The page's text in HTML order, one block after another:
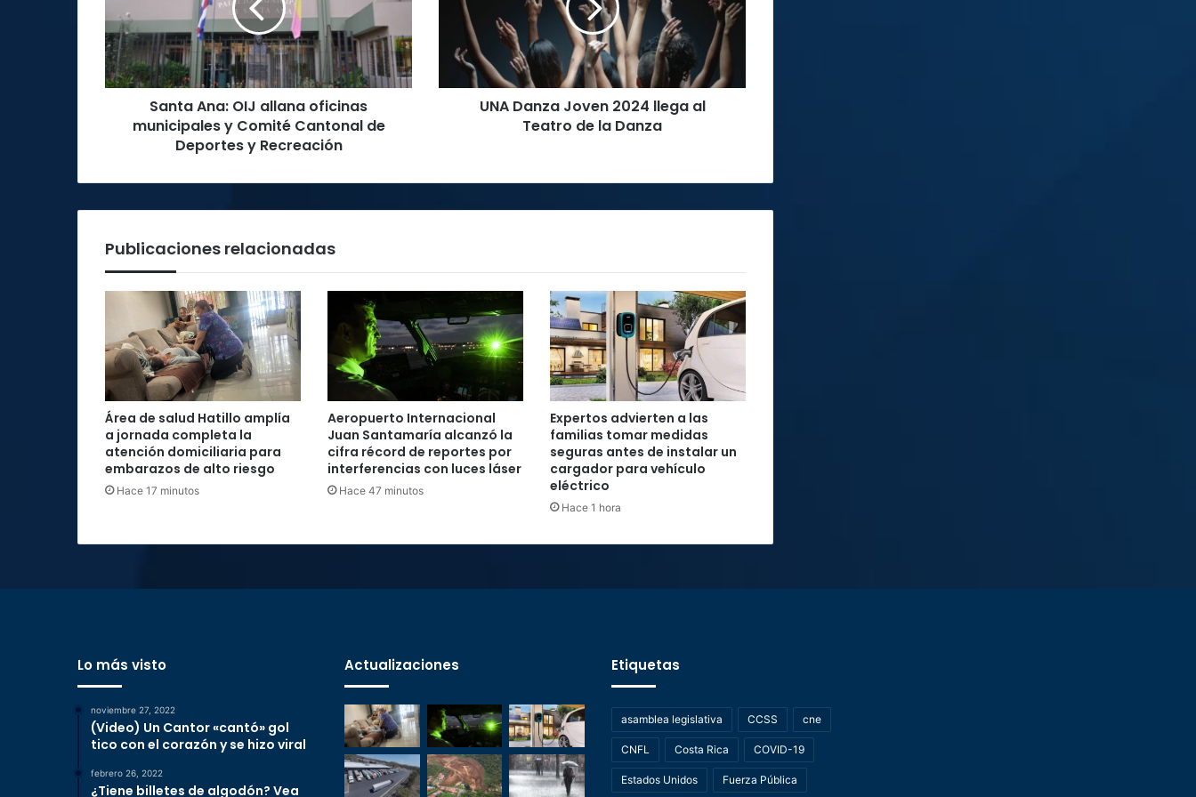
oficinas
municipales
y
Comité
Cantonal
Deportes
Santa Ana: OIJ allana oficinas
municipales y Comité Cantonal de
Deportes y Recreación
llega
Teatro
la
UNA Danza Joven 2024 llega al
Teatro de la Danza
Publicaciones relacionadas
Área de salud Hatillo amplía
a jornada completa la
atención domiciliaria para
embarazos de alto riesgo
Hace 17 minutos
Aeropuerto Internacional
Juan Santamaría alcanzó la
cifra récord de reportes por
interferencias con luces láser
Hace 47 minutos
Expertos advierten a las
familias tomar medidas
seguras antes de instalar un
cargador para vehículo
eléctrico
Hace 1 hora
Lo más visto
noviembre 27, 2022
(Video) Un Cantor «cantó» gol
tico con el corazón y se hizo viral
febrero 26, 2022
¿Tiene billetes de algodón? Vea
Actualizaciones Etiquetas
asamblea legislativa CCSS cne
CNFL Costa Rica COVID-19
Estados Unidos Fuerza Pública